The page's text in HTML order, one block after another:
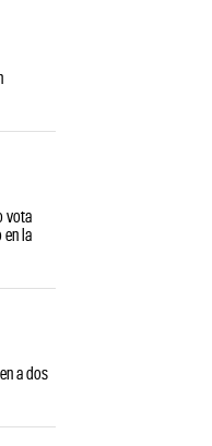
vota
en la
a dos